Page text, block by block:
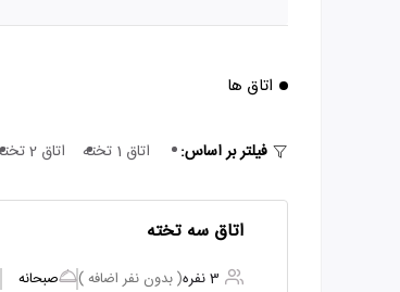
اتاق ها
فیلتر بر اساس: اتاق 1 تخته اتاق 2 تخته
اتاق سه تخته
3 نفره ( بدون نفر اضافه ) صبحانه